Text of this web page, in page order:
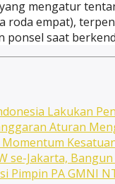
mengatur
roda empat),
ponsel saat
Lakukan
Aturan
Momentum
se-Jakarta,
Pimpin PA GMNI